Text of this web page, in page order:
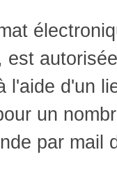
l'aide d'un
un
par mail